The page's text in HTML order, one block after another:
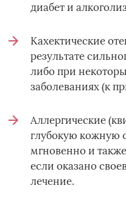
диабет и
Кахектические
результате
либо при
заболеваниях (к
Аллергические
глубокую кожную
мгновенно и
если оказано
лечение.